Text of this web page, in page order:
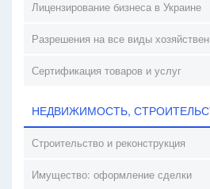
Лицензирование бизнеса в Украине
Разрешения на все виды
Сертификация товаров и услуг
НЕДВИЖИМОСТЬ,
Строительство и реконструкция
Имущество: оформление сделки